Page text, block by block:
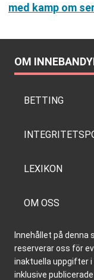
med kamp om
OM
BETTING
LEXIKON
OM OSS
Innehållet på
reserverar oss för
inaktuella uppgifter i
inklusive